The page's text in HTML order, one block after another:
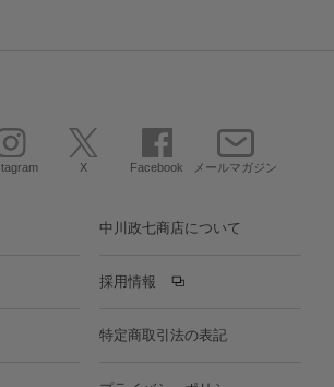
X Facebook メールマガジン
中川政七商店について
採用情報
特定商取引法の表記